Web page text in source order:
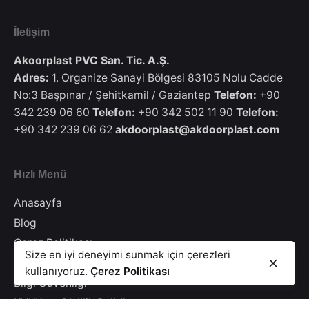
8/11 Pervaz Profili Naturel Meşe
8/11 Pervaz Profili PVC Lambri
İletişim
Akoorplast PVC San. Tic. A.Ş.
Adres: 1. Organize Sanayi Bölgesi 83105 Nolu Cadde
No:3 Başpınar / Şehitkamil / Gaziantep Telefon: +90
342 239 06 60 Telefon: +90 342 502 11 90 Telefon:
+90 342 239 06 62 akdoorplast@akdoorplast.com
Hızlı Menü
Anasayfa
Blog
Çerez Politikası
Aydınlatma Metni
Bilgi Güvenliği
KVKK ve Gizlilik Politikası
Size en iyi deneyimi sunmak için çerezleri
kullanıyoruz. Çerez Politikası